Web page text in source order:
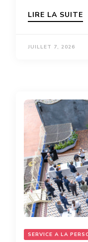
LIRE LA SUITE
JUILLET 7, 2026
SERVICE A LA